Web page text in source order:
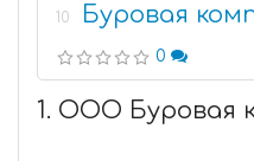
10 Буровая
0
1. ООО Буровая